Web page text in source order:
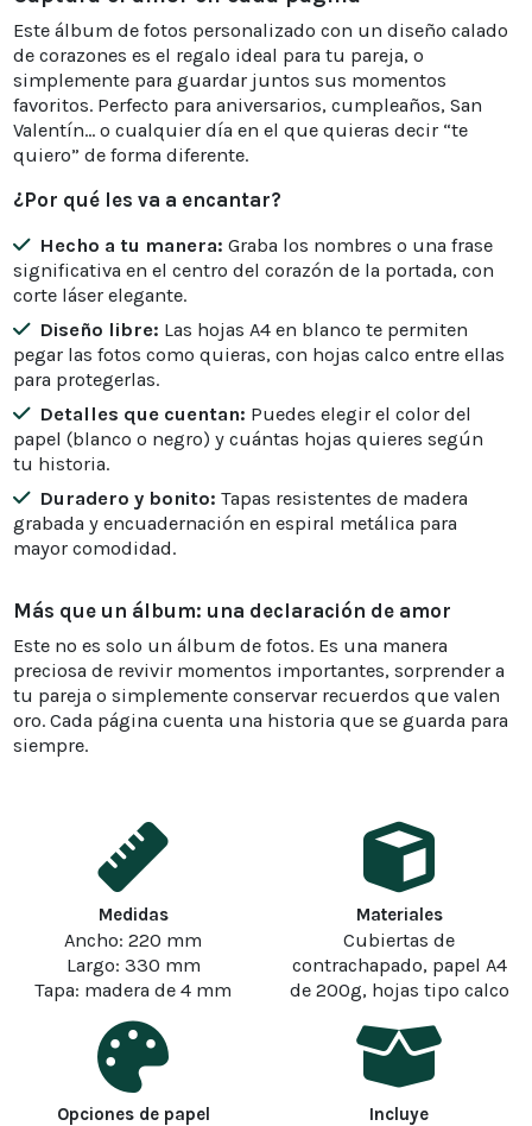
Este álbum de fotos personalizado con un diseño calado
de corazones es el regalo ideal para tu pareja, o
simplemente para guardar juntos sus momentos
favoritos. Perfecto para aniversarios, cumpleaños, San
Valentín... o cualquier día en el que quieras decir “te
quiero” de forma diferente.
¿Por qué les va a encantar?
Hecho a tu manera: Graba los nombres o una frase
significativa en el centro del corazón de la portada, con
corte láser elegante.
Diseño libre: Las hojas A4 en blanco te permiten
pegar las fotos como quieras, con hojas calco entre ellas
para protegerlas.
Detalles que cuentan: Puedes elegir el color del
papel (blanco o negro) y cuántas hojas quieres según
tu historia.
Duradero y bonito: Tapas resistentes de madera
grabada y encuadernación en espiral metálica para
mayor comodidad.
Más que un álbum: una declaración de amor
Este no es solo un álbum de fotos. Es una manera
preciosa de revivir momentos importantes, sorprender a
tu pareja o simplemente conservar recuerdos que valen
oro. Cada página cuenta una historia que se guarda para
siempre.
Medidas
Ancho: 220 mm
Largo: 330 mm
Tapa: madera de 4 mm
Materiales
Cubiertas de
contrachapado, papel A4
de 200g, hojas tipo calco
Opciones de papel Incluye